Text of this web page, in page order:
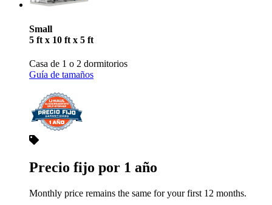
Small
5 ft x 10 ft x 5 ft
Casa de 1 o 2 dormitorios
Guía de tamaños
Precio fijo por 1 año
Monthly price remains the same for your first 12 months.